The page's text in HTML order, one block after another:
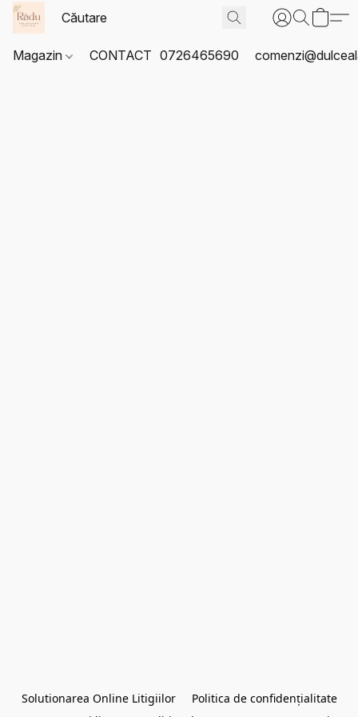
Magazin CONTACT 0726465690
Solutionarea Online Litigiilor
Politica de confidențialitate